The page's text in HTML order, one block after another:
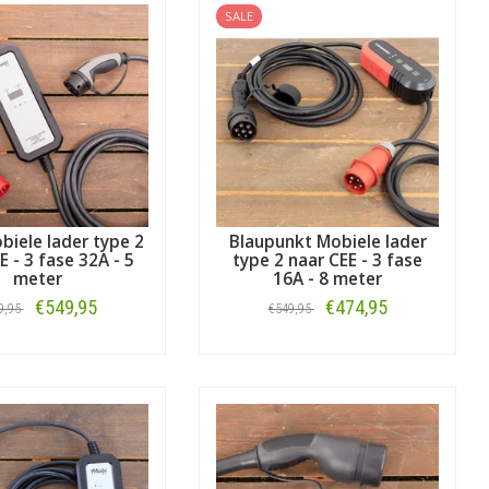
lader type 2
- 3 fase 32A - 5
meter
€549,95
SALE
Blaupunkt Mobiele lader
type 2 naar CEE - 3 fase
16A - 8 meter
€549,95 €474,95